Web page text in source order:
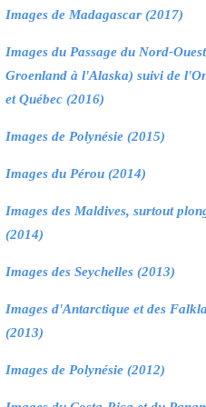
Images de Madagascar (2017)
Images du Passage du Nord-
Groenland à l'Alaska) suivi de
et Québec (2016)
Images de Polynésie (2015)
Images du Pérou (2014)
Images des Maldives, surtout
(2014)
Images des Seychelles (2013)
Images d'Antarctique et des
(2013)
Images de Polynésie (2012)